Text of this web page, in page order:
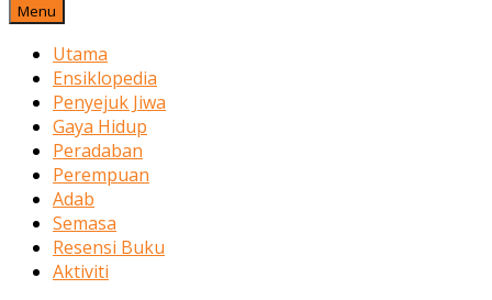
Menu
Utama
Ensiklopedia
Penyejuk Jiwa
Gaya Hidup
Peradaban
Perempuan
Adab
Semasa
Resensi Buku
Aktiviti